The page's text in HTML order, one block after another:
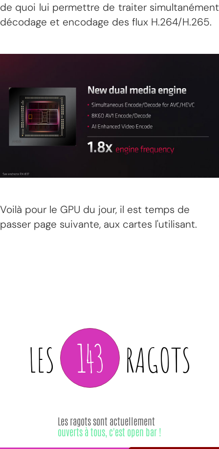
de quoi lui permettre de traiter simultanément
décodage et encodage des flux H.264/H.265.
Voilà pour le GPU du jour, il est temps de
passer page suivante, aux cartes l'utilisant.
LES 143 RAGOTS
Les ragots sont actuellement
ouverts à tous, c'est open bar !